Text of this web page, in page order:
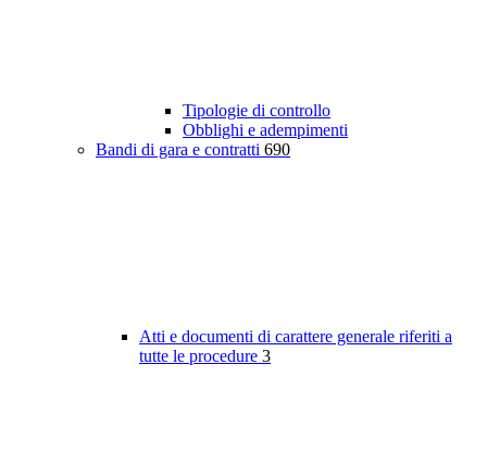
Tipologie di controllo
Obblighi e adempimenti
Bandi di gara e contratti 690
Atti e documenti di carattere generale riferiti a
tutte le procedure 3